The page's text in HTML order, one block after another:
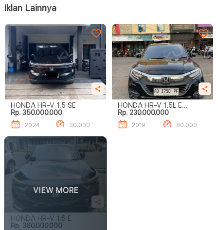
Iklan Lainnya
HONDA HR-V 1.5 SE
Rp. 350.000.000
2024 30.000
HONDA HR-V 1.5L E
SPECIAL EDITION
Rp. 230.000.000
2019 80.000
HONDA HR-V 1.5 E
Rp. 360.000.000
VIEW MORE